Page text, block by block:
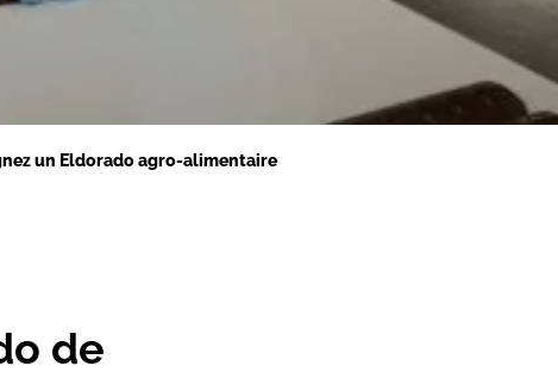
un Eldorado agro-alimentaire
de